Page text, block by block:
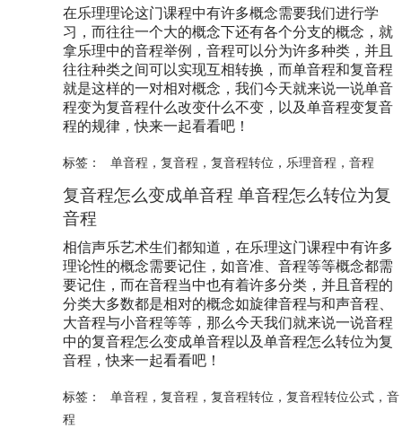
在乐理理论这门课程中有许多概念需要我们进行学
习，而往往一个大的概念下还有各个分支的概念，就
拿乐理中的音程举例，音程可以分为许多种类，并且
往往种类之间可以实现互相转换，而单音程和复音程
就是这样的一对相对概念，我们今天就来说一说单音
程变为复音程什么改变什么不变，以及单音程变复音
程的规律，快来一起看看吧！
标签： 单音程 ， 复音程 ， 复音程转位 ， 乐理音程 ， 音程
复音程怎么变成单音程 单音程怎么转位为复
音程
相信声乐艺术生们都知道，在乐理这门课程中有许多
理论性的概念需要记住，如音准、音程等等概念都需
要记住，而在音程当中也有着许多分类，并且音程的
分类大多数都是相对的概念如旋律音程与和声音程、
大音程与小音程等等，那么今天我们就来说一说音程
中的复音程怎么变成单音程以及单音程怎么转位为复
音程，快来一起看看吧！
标签： 单音程 ， 复音程 ， 复音程转位 ， 复音程转位公式， 音
程